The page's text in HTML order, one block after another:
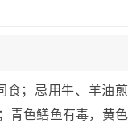
食；忌用牛、羊油煎
青色鳝鱼有毒，黄色